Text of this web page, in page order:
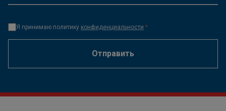
Я принимаю политику конфиденциальности *
Отправить